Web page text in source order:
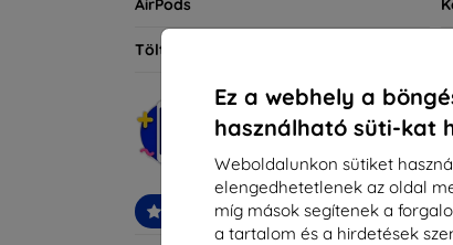
Ez a webhely a
használható süti-kat
Weboldalunkon sütiket
elengedhetetlenek az oldal
míg mások segítenek a
a tartalom és a hirdetések
AirPods
Töltőtokok
Gyors keresés
Ajánlott Bestsellerek